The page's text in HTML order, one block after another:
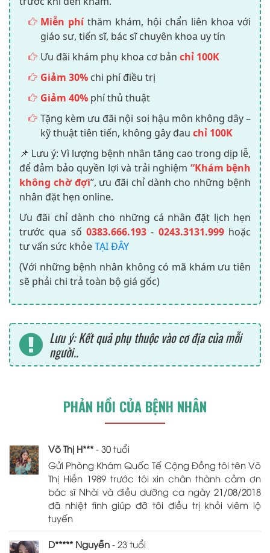
Miễn phíthăm khám, hội chẩn liên khoa với
giáo sư, tiến sĩ, bác sĩ chuyên khoa uy tín
Ưu đãi khám phụ khoa cơ bản chỉ 100K
Giảm 30% chi phí điều trị
Giảm 40% phí thủ thuật
Tặng kèm ưu đãi nội soi hậu môn không dây –
kỹ thuật tiên tiến, không gây đau chỉ 100K
📌 Lưu ý: Vì lượng bệnh nhân tăng cao trong dịp lễ,
để đảm bảo quyền lợi và trải nghiệm “Khám bệnh
không chờ đợi”, ưu đãi chỉ dành cho những bệnh
nhân đặt hẹn online.
Ưu đãi chỉ dành cho những cá nhân đặt lịch hẹn
trước qua số 0383.666.193 - 0243.3131.999hoặc
tư vấn sức khỏeTẠI ĐÂY
(Với những bệnh nhân không có mã khám ưu tiên
sẽ phải chi trả toàn bộ giá gốc)
Lưu ý: Kết quả phụ thuộc vào cơ địa của mỗi
người..
PHẢN HỒI CỦA BỆNH NHÂN
Võ Thị H*** - 30 tuổi
Gửi Phòng Khám Quốc Tế Cộng Đồng tôi tên Võ
Thị Hiền 1989 trước tôi xin chân thành cảm ơn
bác sĩ Nhài và điều dưỡng ca ngày 21/08/2018
đã nhiệt tình giúp đỡ tôi điều trị khỏi viêm lộ
tuyến
D***** Nguyễn - 23 tuổi